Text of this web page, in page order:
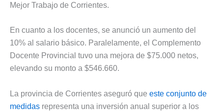
Mejor Trabajo de Corrientes.
En cuanto a los docentes, se anunció un aumento del
10% al salario básico. Paralelamente, el Complemento
Docente Provincial tuvo una mejora de $75.000 netos,
elevando su monto a $546.660.
La provincia de Corrientes aseguró que este conjunto de
medidas representa una inversión anual superior a los